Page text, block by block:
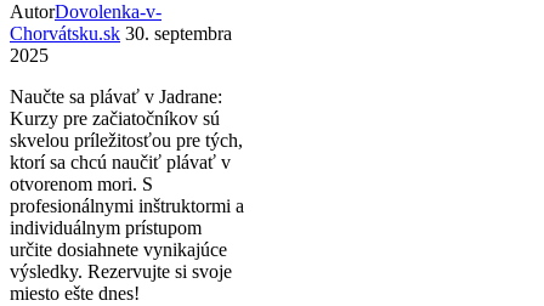
AutorDovolenka-v-
Chorvátsku.sk 30. septembra
2025
Naučte sa plávať v Jadrane:
Kurzy pre začiatočníkov sú
skvelou príležitosťou pre tých,
ktorí sa chcú naučiť plávať v
otvorenom mori. S
profesionálnymi inštruktormi a
individuálnym prístupom
určite dosiahnete vynikajúce
výsledky. Rezervujte si svoje
miesto ešte dnes!